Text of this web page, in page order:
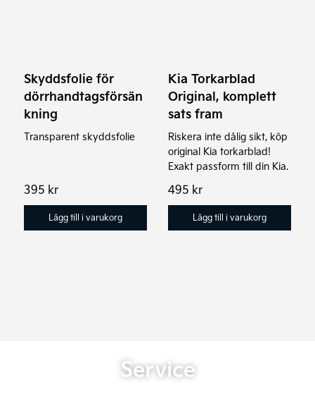
Skyddsfolie för
dörrhandtagsförsän
kning
Transparent skyddsfolie
395 kr
Lägg till i varukorg
Kia Torkarblad
Original, komplett
sats fram
Riskera inte dålig sikt, köp
original Kia torkarblad!
Exakt passform till din Kia.
495 kr
Lägg till i varukorg
Service